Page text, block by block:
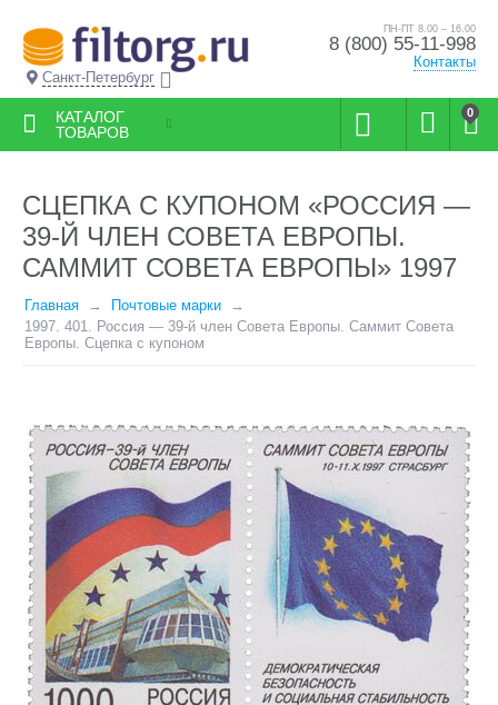
Санкт-Петербург
ПН-ПТ 8.00 – 16.00
8 (800) 55-11-998
Контакты
0
КАТАЛОГ
ТОВАРОВ
СЦЕПКА С КУПОНОМ «РОССИЯ —
39-Й ЧЛЕН СОВЕТА ЕВРОПЫ.
САММИТ СОВЕТА ЕВРОПЫ» 1997
Главная
Почтовые марки
1997. 401. Россия — 39-й член Совета Европы. Саммит Совета
Европы. Сцепка с купоном